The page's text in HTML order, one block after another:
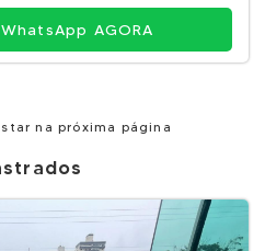
AGORA
na próxima página